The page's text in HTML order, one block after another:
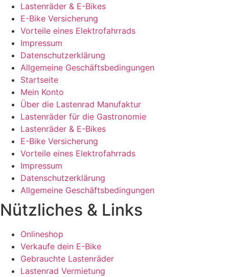
Lastenräder & E-Bikes
E-Bike Versicherung
Vorteile eines Elektrofahrrads
Impressum
Datenschutzerklärung
Allgemeine Geschäftsbedingungen
Startseite
Mein Konto
Über die Lastenrad Manufaktur
Lastenräder für die Gastronomie
Lastenräder & E-Bikes
E-Bike Versicherung
Vorteile eines Elektrofahrrads
Impressum
Datenschutzerklärung
Allgemeine Geschäftsbedingungen
Nützliches & Links
Onlineshop
Verkaufe dein E-Bike
Gebrauchte Lastenräder
Lastenrad Vermietung